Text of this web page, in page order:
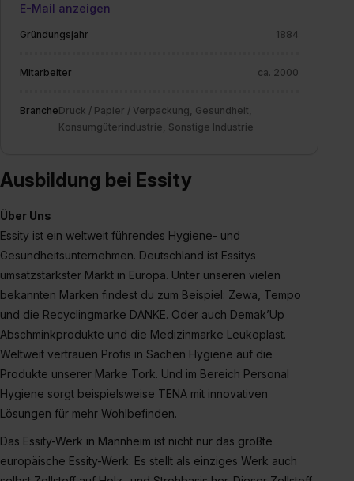
der Kategorien „Präferenzen“, „Statistiken“ und „Social
Media und Marketing“ umfasst hierbei die Einwilligung
S. 1 lit. a) DS-GVO). Die USA verfügen über kein
II). Du kannst die von dir erteilte Einwilligung jederzeit mit
Wirkung für die Zukunft ganz oder teilweise über unsere
einzelnen Cookies findest du durch Klick auf „Details
Impressum
E-Mail anzeigen
Gründungsjahr 1884
Mitarbeiter ca. 2000
BrancheDruck / Papier / Verpackung, Gesundheit,
Konsumgüterindustrie, Sonstige Industrie
Ausbildung bei Essity
Über Uns
Essity ist ein weltweit führendes Hygiene- und
Gesundheitsunternehmen. Deutschland ist Essitys
umsatzstärkster Markt in Europa. Unter unseren vielen
bekannten Marken findest du zum Beispiel: Zewa, Tempo
und die Recyclingmarke DANKE. Oder auch Demak’Up
Abschminkprodukte und die Medizinmarke Leukoplast.
Weltweit vertrauen Profis in Sachen Hygiene auf die
Produkte unserer Marke Tork. Und im Bereich Personal
Hygiene sorgt beispielsweise TENA mit innovativen
Lösungen für mehr Wohlbefinden.
Das Essity-Werk in Mannheim ist nicht nur das größte
europäische Essity-Werk: Es stellt als einziges Werk auch